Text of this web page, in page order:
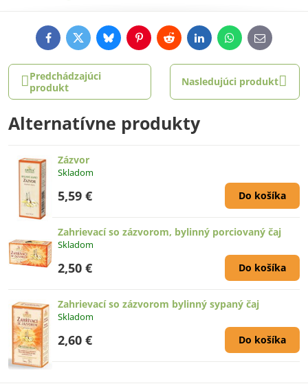
FacebookTwitterBlueskyPinterestRedditLinkedInWhatsApp
E-
mail
Predchádzajúci
produkt
Nasledujúci produkt
Alternatívne produkty
Zázvor
Skladom
5,59 € Do košíka
Zahrievací so zázvorom, bylinný porciovaný čaj
Skladom
2,50 € Do košíka
Zahrievací so zázvorom bylinný sypaný čaj
Skladom
2,60 € Do košíka